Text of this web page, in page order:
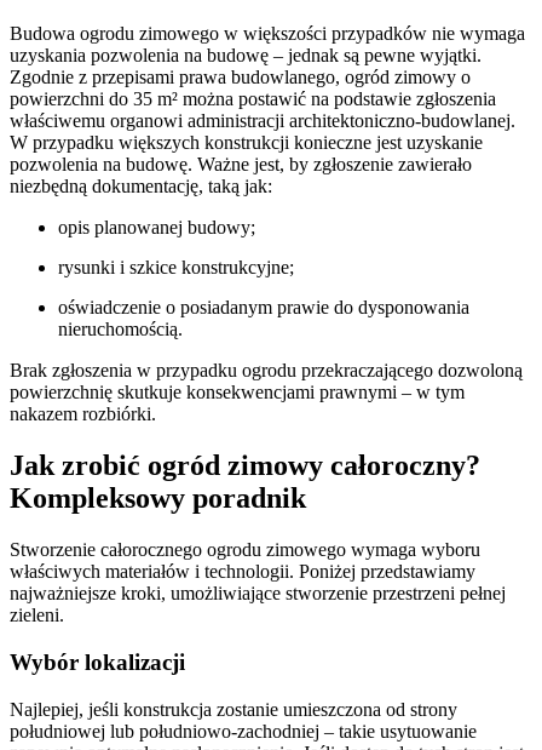
Budowa ogrodu zimowego w większości przypadków nie wymaga
uzyskania pozwolenia na budowę – jednak są pewne wyjątki.
Zgodnie z przepisami prawa budowlanego, ogród zimowy o
powierzchni do 35 m² można postawić na podstawie zgłoszenia
właściwemu organowi administracji architektoniczno-budowlanej.
W przypadku większych konstrukcji konieczne jest uzyskanie
pozwolenia na budowę. Ważne jest, by zgłoszenie zawierało
niezbędną dokumentację, taką jak:
opis planowanej budowy;
rysunki i szkice konstrukcyjne;
oświadczenie o posiadanym prawie do dysponowania
nieruchomością.
Brak zgłoszenia w przypadku ogrodu przekraczającego dozwoloną
powierzchnię skutkuje konsekwencjami prawnymi – w tym
nakazem rozbiórki.
Jak zrobić ogród zimowy całoroczny?
Kompleksowy poradnik
Stworzenie całorocznego ogrodu zimowego wymaga wyboru
właściwych materiałów i technologii. Poniżej przedstawiamy
najważniejsze kroki, umożliwiające stworzenie przestrzeni pełnej
zieleni.
Wybór lokalizacji
Najlepiej, jeśli konstrukcja zostanie umieszczona od strony
południowej lub południowo-zachodniej – takie usytuowanie